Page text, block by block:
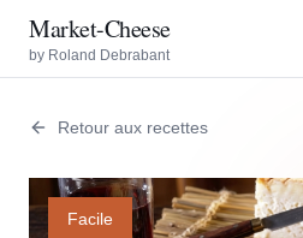
Market-Cheese
by Roland Debrabant
Retour aux recettes
Facile